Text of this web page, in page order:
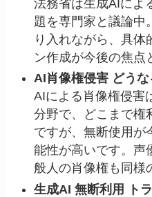
法務省は生成AIによ
題を専門家と議論中
り入れながら、具体
ン作成が今後の焦点
AI肖像権侵害 どうな
AIによる肖像権侵害
分野で、どこまで権
ですが、無断使用が
能性が高いです。声
般人の肖像権も同様
生成AI 無断利用 ト